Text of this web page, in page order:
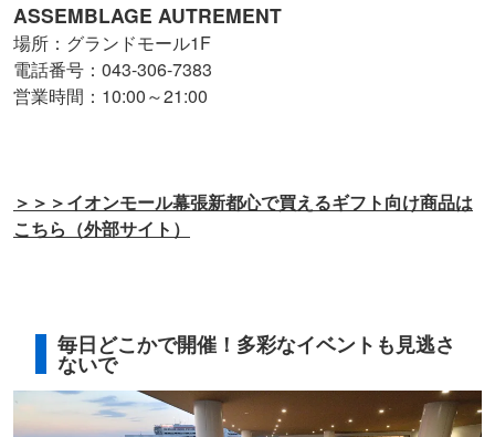
ASSEMBLAGE AUTREMENT
場所：グランドモール1F
電話番号：043-306-7383
営業時間：10:00～21:00
＞＞＞イオンモール幕張新都心で買えるギフト向け商品は
こちら（外部サイト）
毎日どこかで開催！多彩なイベントも見逃さ
ないで